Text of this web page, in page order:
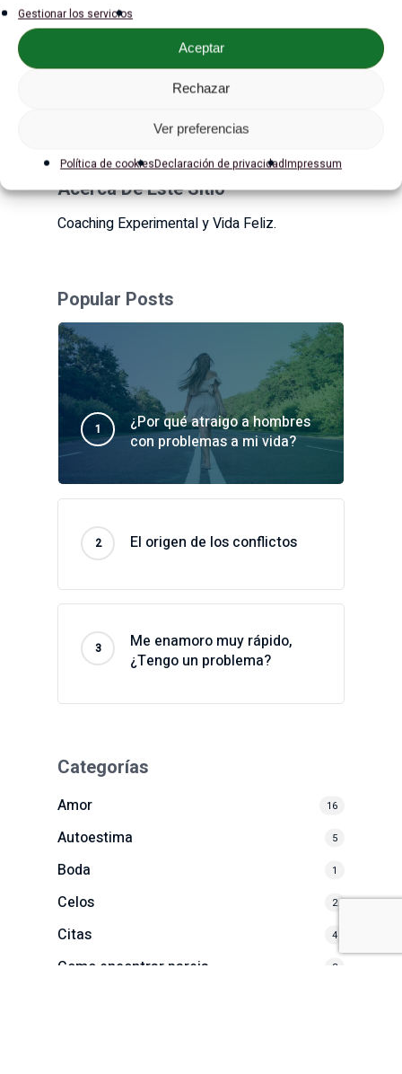
Gestionar los servicios
Aceptar
Rechazar
Ver preferencias
Política de cookiesDeclaración de privacidadImpressum
Acerca De Este Sitio
Coaching Experimental y Vida Feliz.
Popular Posts
¿Por qué atraigo a hombres
con problemas a mi vida?
El origen de los conflictos
Me enamoro muy rápido,
¿Tengo un problema?
Categorías
Amor
16
Autoestima 5
Boda 1
Celos 2
Citas 4
Como encontrar pareja 3
Blog